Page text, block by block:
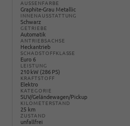
AUSSENFARBE
Graphite-Grau Metallic
INNENAUSSTATTUNG
Schwarz
GETRIEBE
Automatik
ANTRIEBSACHSE
Heckantrieb
SCHADSTOFFKLASSE
Euro 6
LEISTUNG
210 kW (286 PS)
KRAFTSTOFF
Elektro
KATEGORIE
SUV/Geländewagen/Pickup
KILOMETERSTAND
25 km
ZUSTAND
unfallfrei